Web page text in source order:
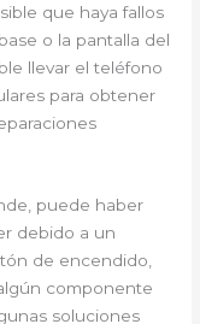
que haya fallos
o la pantalla del
llevar el teléfono
para obtener
puede haber
debido a un
de encendido,
componente
soluciones